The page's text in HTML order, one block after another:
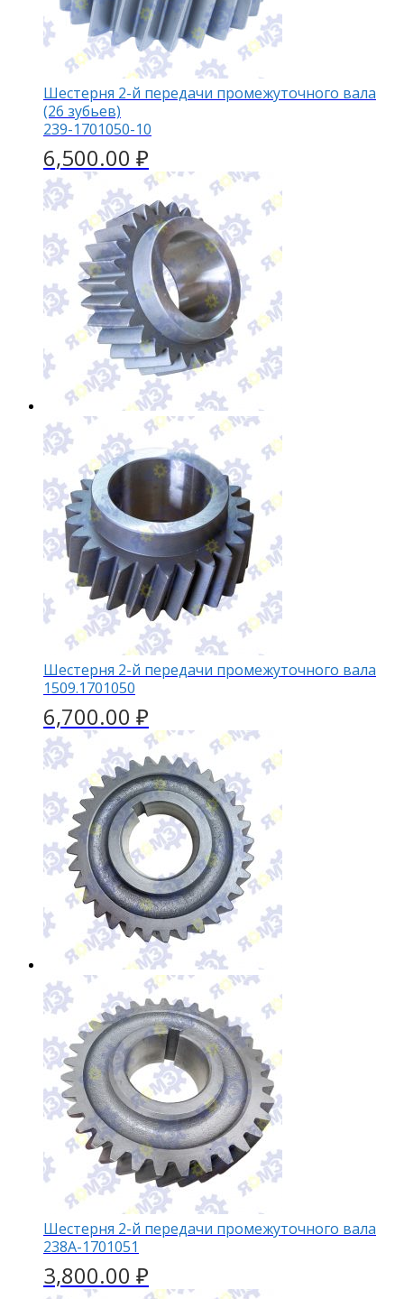
Шестерня 2-й передачи промежуточного вала
(26 зубьев)
239-1701050-10
6,500.00 ₽
Шестерня 2-й передачи промежуточного вала
1509.1701050
6,700.00 ₽
Шестерня 2-й передачи промежуточного вала
238А-1701051
3,800.00 ₽